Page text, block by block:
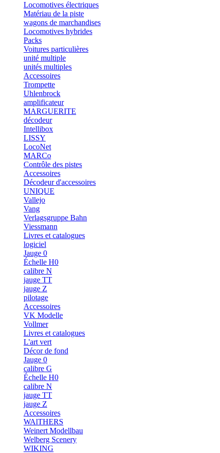
Locomotives électriques
Matériau de la piste
wagons de marchandises
Locomotives hybrides
Packs
Voitures particulières
unité multiple
unités multiples
Accessoires
Trompette
Uhlenbrock
amplificateur
MARGUERITE
décodeur
Intellibox
LISSY
LocoNet
MARCo
Contrôle des pistes
Accessoires
Décodeur d'accessoires
UNIQUE
Vallejo
Vang
Verlagsgruppe Bahn
Viessmann
Livres et catalogues
logiciel
Jauge 0
Échelle H0
calibre N
jauge TT
jauge Z
pilotage
Accessoires
VK Modelle
Vollmer
Livres et catalogues
L'art vert
Décor de fond
Jauge 0
calibre G
Échelle H0
calibre N
jauge TT
jauge Z
Accessoires
WAlTHERS
Weinert Modellbau
Welberg Scenery
WIKING